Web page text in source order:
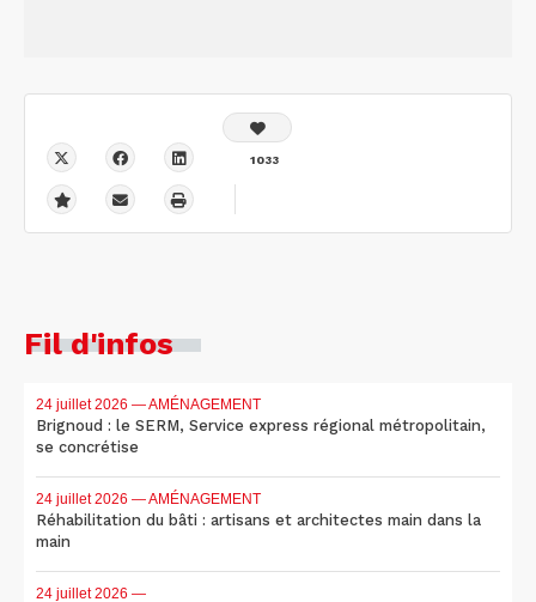
1033
Fil d'infos
24 juillet 2026 — AMÉNAGEMENT
Brignoud : le SERM, Service express régional métropolitain,
se concrétise
24 juillet 2026 — AMÉNAGEMENT
Réhabilitation du bâti : artisans et architectes main dans la
main
24 juillet 2026 —